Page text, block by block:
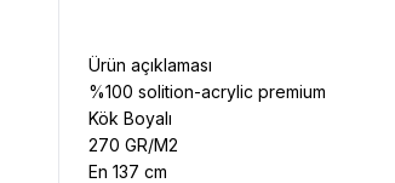
Ürün açıklaması
%100 solition-acrylic premium
Kök Boyalı
270 GR/M2
En 137 cm